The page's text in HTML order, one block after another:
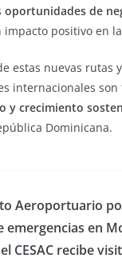
oportunidades de
positivo en
estas nuevas rutas
internacionales
y crecimiento
Dominicana.
Aeroportuario
emergencias en
CESAC recibe